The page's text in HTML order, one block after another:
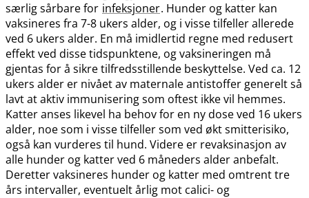
særlig sårbare for infeksjoner. Hunder og katter kan
vaksineres fra 7-8 ukers alder, og i visse tilfeller allerede
ved 6 ukers alder. En må imidlertid regne med redusert
effekt ved disse tidspunktene, og vaksineringen må
gjentas for å sikre tilfredsstillende beskyttelse. Ved ca. 12
ukers alder er nivået av maternale antistoffer generelt så
lavt at aktiv immunisering som oftest ikke vil hemmes.
Katter anses likevel ha behov for en ny dose ved 16 ukers
alder, noe som i visse tilfeller som ved økt smitterisiko,
også kan vurderes til hund. Videre er revaksinasjon av
alle hunder og katter ved 6 måneders alder anbefalt.
Deretter vaksineres hunder og katter med omtrent tre
års intervaller, eventuelt årlig mot calici- og